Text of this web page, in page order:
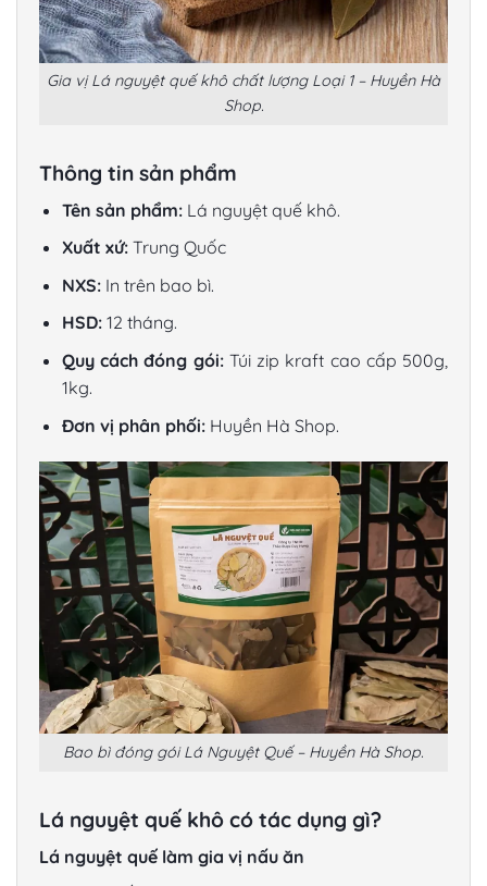
Gia vị Lá nguyệt quế khô chất lượng Loại 1 – Huyền Hà
Shop.
Thông tin sản phẩm
Tên sản phẩm:Lá nguyệt quế khô.
Xuất xứ:Trung Quốc
NXS:In trên bao bì.
HSD:12 tháng.
Quy cách đóng gói:Túi zip kraft cao cấp 500g,
1kg.
Đơn vị phân phối:Huyền Hà Shop.
Bao bì đóng gói Lá Nguyệt Quế – Huyền Hà Shop.
Lá nguyệt quế khô có tác dụng gì?
Lá nguyệt quế làm gia vị nấu ăn